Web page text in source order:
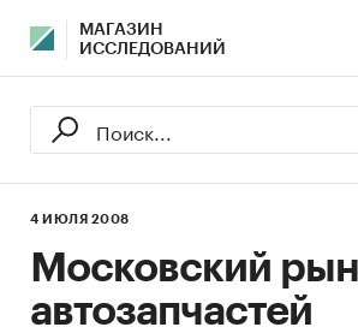
МАГАЗИН
ИССЛЕДОВАНИЙ
4 ИЮЛЯ 2008
Московский
автозапчастей